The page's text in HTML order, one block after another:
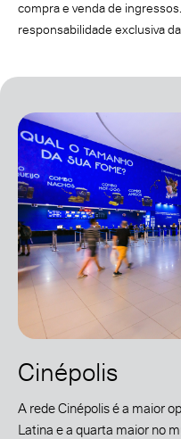
compra e venda de
responsabilidade exclusiva
Cinépolis
A rede Cinépolis é a maior
Latina e a quarta maior no